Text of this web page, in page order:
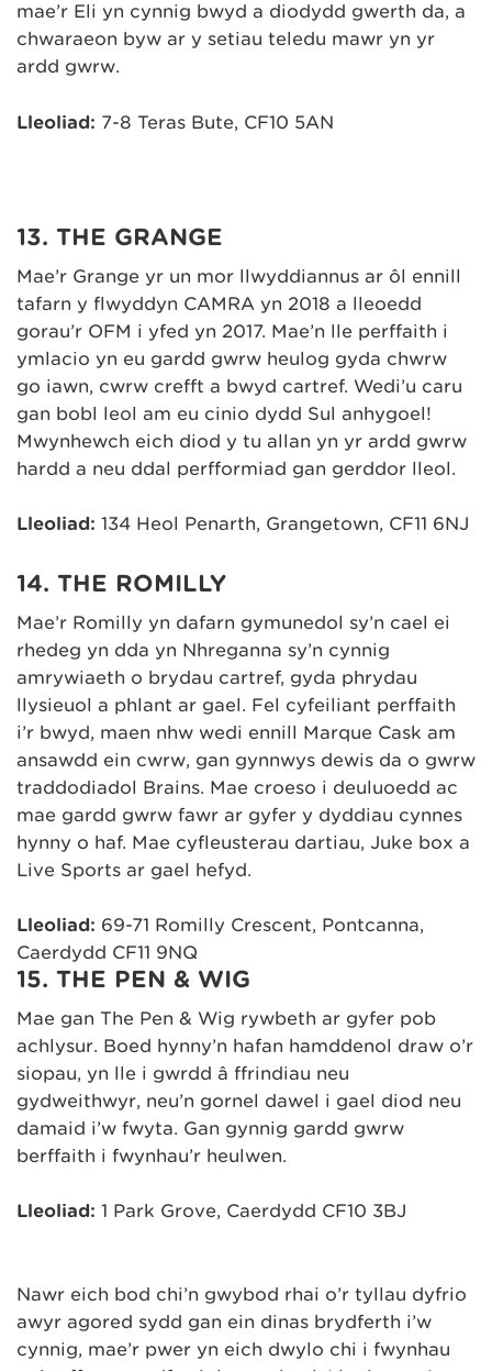
mae’r Eli yn cynnig bwyd a diodydd gwerth da, a
chwaraeon byw ar y setiau teledu mawr yn yr
ardd gwrw.
Lleoliad: 7-8 Teras Bute, CF10 5AN
13. THE GRANGE
Mae’r Grange yr un mor llwyddiannus ar ôl ennill
tafarn y flwyddyn CAMRA yn 2018 a lleoedd
gorau’r OFM i yfed yn 2017. Mae’n lle perffaith i
ymlacio yn eu gardd gwrw heulog gyda chwrw
go iawn, cwrw crefft a bwyd cartref. Wedi’u caru
gan bobl leol am eu cinio dydd Sul anhygoel!
Mwynhewch eich diod y tu allan yn yr ardd gwrw
hardd a neu ddal perfformiad gan gerddor lleol.
Lleoliad: 134 Heol Penarth, Grangetown, CF11 6NJ
14. THE ROMILLY
Mae’r Romilly yn dafarn gymunedol sy’n cael ei
rhedeg yn dda yn Nhreganna sy’n cynnig
amrywiaeth o brydau cartref, gyda phrydau
llysieuol a phlant ar gael. Fel cyfeiliant perffaith
i’r bwyd, maen nhw wedi ennill Marque Cask am
ansawdd ein cwrw, gan gynnwys dewis da o gwrw
traddodiadol Brains. Mae croeso i deuluoedd ac
mae gardd gwrw fawr ar gyfer y dyddiau cynnes
hynny o haf. Mae cyfleusterau dartiau, Juke box a
Live Sports ar gael hefyd.
Lleoliad: 69-71 Romilly Crescent, Pontcanna,
Caerdydd CF11 9NQ
15. THE PEN & WIG
Mae gan The Pen & Wig rywbeth ar gyfer pob
achlysur. Boed hynny’n hafan hamddenol draw o’r
siopau, yn lle i gwrdd â ffrindiau neu
gydweithwyr, neu’n gornel dawel i gael diod neu
damaid i’w fwyta. Gan gynnig gardd gwrw
berffaith i fwynhau’r heulwen.
Lleoliad: 1 Park Grove, Caerdydd CF10 3BJ
Nawr eich bod chi’n gwybod rhai o’r tyllau dyfrio
awyr agored sydd gan ein dinas brydferth i’w
cynnig, mae’r pŵer yn eich dwylo chi i fwynhau